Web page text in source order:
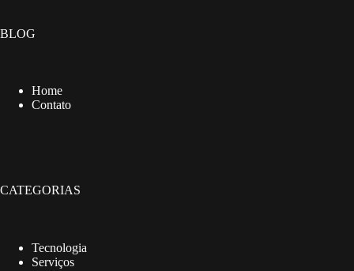
BLOG
Home
Contato
CATEGORIAS
Tecnologia
Serviços